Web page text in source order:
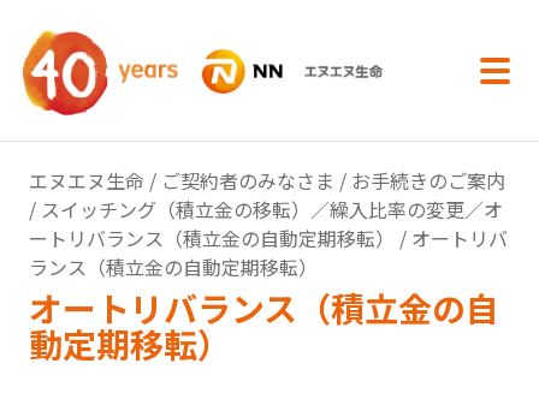
エヌエヌ生命 / ご契約者のみなさま / お手続きのご案内
/ スイッチング（積立金の移転）／繰入比率の変更／オ
ートリバランス（積立金の自動定期移転）
/ オートリバ
ランス（積立金の自動定期移転）
オートリバランス（積立金の自
動定期移転）